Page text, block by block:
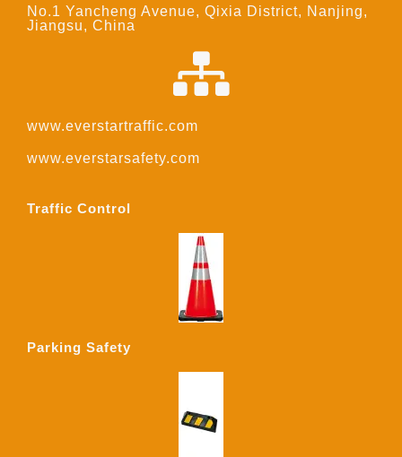
No.1 Yancheng Avenue, Qixia District, Nanjing,
Jiangsu, China
www.everstartraffic.com
www.everstarsafety.com
Traffic Control
Parking Safety